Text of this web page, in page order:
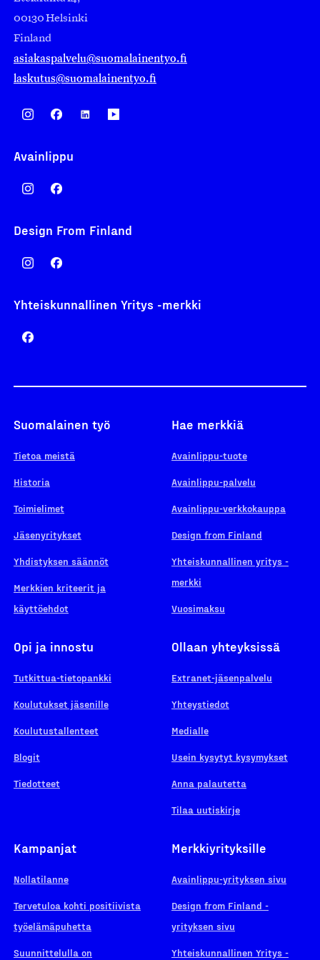
00130 Helsinki
Finland
asiakaspalvelu@suomalainentyo.fi
laskutus@suomalainentyo.fi
Avainlippu
Design From Finland
Yhteiskunnallinen Yritys -merkki
Suomalainen työ
Tietoa meistä
Historia
Toimielimet
Jäsenyritykset
Yhdistyksen säännöt
Merkkien kriteerit ja
käyttöehdot
Hae merkkiä
Avainlippu-tuote
Avainlippu-palvelu
Avainlippu-verkkokauppa
Design from Finland
Yhteiskunnallinen yritys -
merkki
Vuosimaksu
Opi ja innostu
Tutkittua-tietopankki
Koulutukset jäsenille
Koulutustallenteet
Blogit
Tiedotteet
Ollaan yhteyksissä
Extranet-jäsenpalvelu
Yhteystiedot
Medialle
Usein kysytyt kysymykset
Anna palautetta
Tilaa uutiskirje
Kampanjat
Nollatilanne
Tervetuloa kohti positiivista
työelämäpuhetta
Suunnittelulla on
Merkkiyrityksille
Avainlippu-yrityksen sivu
Design from Finland -
yrityksen sivu
Yhteiskunnallinen Yritys -